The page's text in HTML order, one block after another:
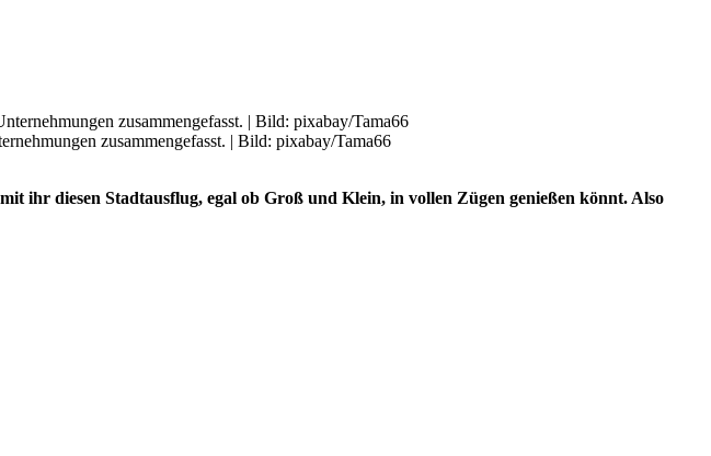
zusammengefasst. | Bild: pixabay/Tama66
ihr diesen Stadtausflug, egal ob Groß und Klein, in vollen Zügen genießen könnt. Also